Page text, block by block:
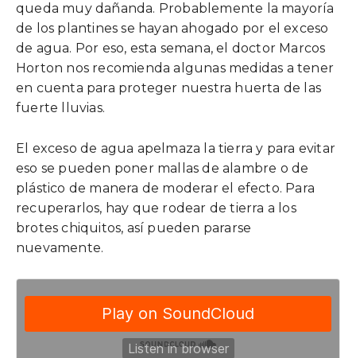
queda muy dañanda. Probablemente la mayoría
de los plantines se hayan ahogado por el exceso
de agua. Por eso, esta semana, el doctor Marcos
Horton nos recomienda algunas medidas a tener
en cuenta para proteger nuestra huerta de las
fuerte lluvias.
El exceso de agua apelmaza la tierra y para evitar
eso se pueden poner mallas de alambre o de
plástico de manera de moderar el efecto. Para
recuperarlos, hay que rodear de tierra a los
brotes chiquitos, así pueden pararse
nuevamente.